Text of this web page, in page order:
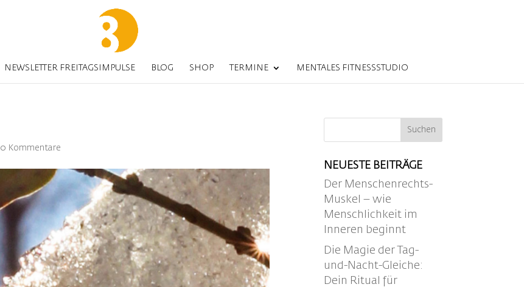
NEWSLETTER FREITAGSIMPULSE BLOG SHOP TERMINE MENTALES FITNESSSTUDIO
0 Kommentare
NEUESTE BEITRÄGE
Der Menschenrechts-
Muskel – wie
Menschlichkeit im
Inneren beginnt
Die Magie der Tag-
und-Nacht-Gleiche:
Dein Ritual für